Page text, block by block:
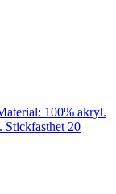
100% akryl.
Stickfasthet 20